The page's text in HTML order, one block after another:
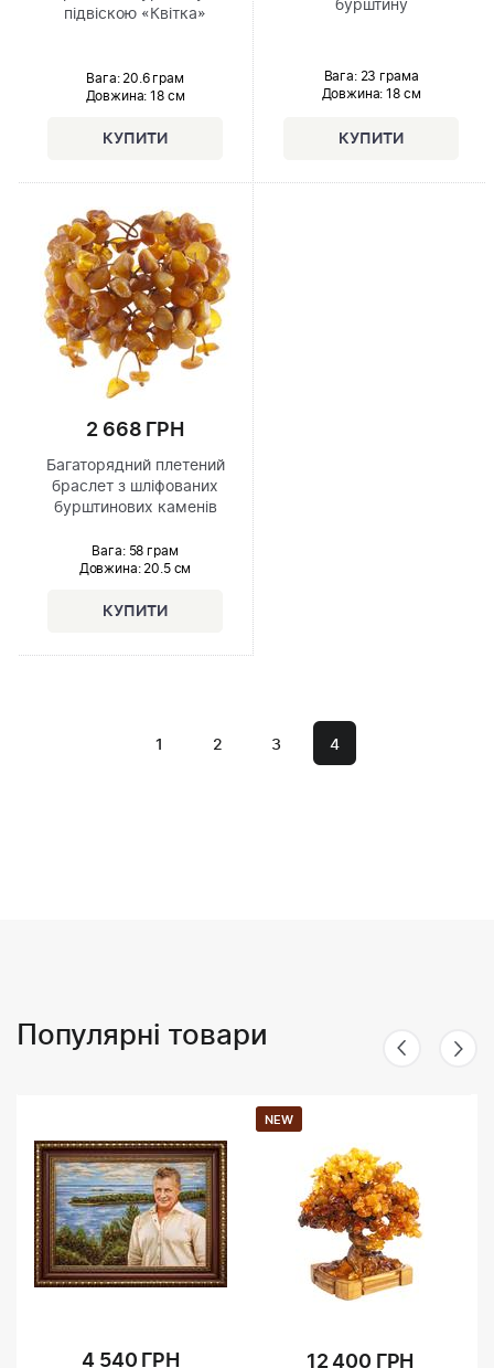
підвіскою «Квітка»
Вага: 20.6 грам
Довжина: 18 см
бурштину
Вага: 23 грама
Довжина: 18 см
2 668 ГРН
Багаторядний плетений
браслет з шліфованих
бурштинових каменів
Вага: 58 грам
Довжина:20.5 см
1 2 3 4
Популярні товари
4 540 ГРН
NEW
12 400 ГРН